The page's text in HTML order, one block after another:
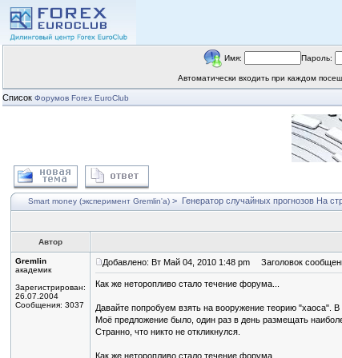
Имя: Пароль:
Автоматически входить при каждом
Список Форумов Forex EuroClub
Smart money (эксперимент Gremlin'a) > Генератор случайных прогнозов На
Автор
Gremlin
академик
Зарегистрирован:
26.07.2004
Сообщения: 3037
Добавлено: Вт Май 04, 2010 1:48 pm Заголовок
Как же неторопливо стало течение форума...
Давайте попробуем взять на вооружение теорию "хаоса". В
Моё предложение было, один раз в день размещать
Странно, что никто не откликнулся.
Как же неторопливо стало течение форума...